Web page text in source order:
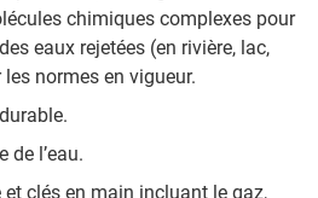
chimiques complexes pour
eaux rejetées (en rivière, lac,
normes en vigueur.
de l’eau.
clés en main incluant le gaz,